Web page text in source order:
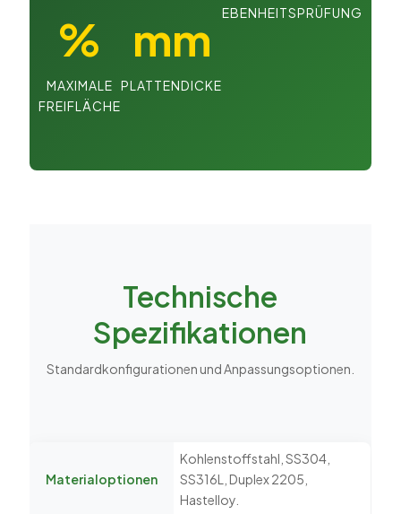
%
MAXIMALE
FREIFLÄCHE
mm
PLATTENDICKE
EBENHEITSPRÜFUNG
Technische
Spezifikationen
Standardkonfigurationen und Anpassungsoptionen.
Materialoptionen
Kohlenstoffstahl, SS304,
SS316L, Duplex 2205,
Hastelloy.